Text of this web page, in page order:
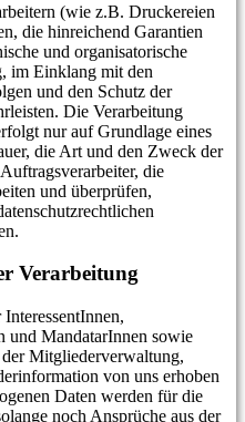
(wie z.B. Druckereien
die hinreichend Garantien
und organisatorische
im Einklang mit den
und den Schutz der
Die Verarbeitung
nur auf Grundlage eines
die Art und den Zweck der
die
und überprüfen,
Verarbeitung
und MandatarInnen sowie
Mitgliederverwaltung,
von uns erhoben
Daten werden für die
noch Ansprüche aus der